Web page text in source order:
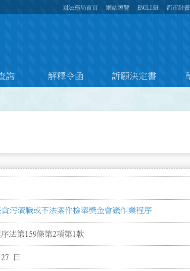
回法務局首頁 網站導覽 ENGLISH 都市計
詢 解釋令函 訴願決定書
污瀆職或不法案件檢舉獎金會議作業程序
法第159條第2項第1款
日